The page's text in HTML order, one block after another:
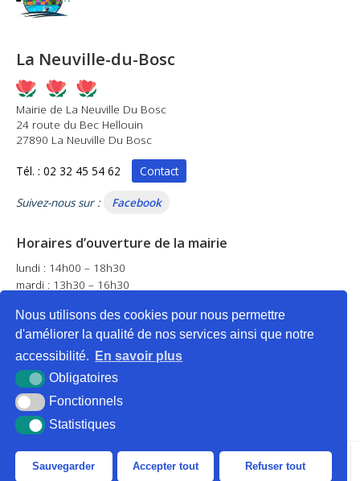
Nous utilisons des cookies pour nous permettre
d'améliorer la qualité de nos services ainsi que notre
accessibilité.
En savoir plus
Obligatoires
Fonctionnels
Statistiques
Sauvegarder Accepter tout Refuser tout
La Neuville-du-Bosc
Mairie de La Neuville Du Bosc
24 route du Bec Hellouin
27890 La Neuville Du Bosc
Tél. : 02 32 45 54 62 Contact
Suivez-nous sur : Facebook
Horaires d’ouverture de la mairie
lundi : 14h00 – 18h30
mardi : 13h30 – 16h30
jeudi : fermé
vendredi : 14h00 – 18h30
samedi : 9h00 – 12h00
Plan du site Mentions légales Accessibilité Krea3